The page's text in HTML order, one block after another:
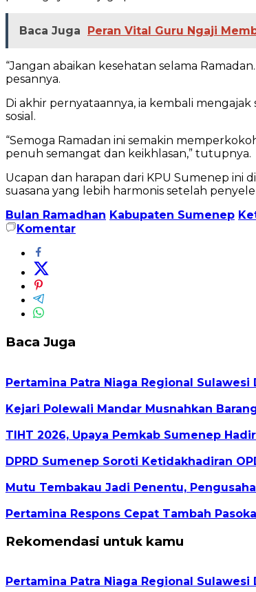
Baca Juga Peran Vital Guru Ngaji
“Jangan abaikan kesehatan selama
pesannya.
Di akhir pernyataannya, ia kembali
sosial.
“Semoga Ramadan ini semakin
penuh semangat dan keikhlasan,” tutupnya.
Ucapan dan harapan dari KPU Sumenep ini
suasana yang lebih harmonis setelah
Bulan Ramadhan Kabupaten Sumenep
Komentar
Baca Juga
Pertamina Patra Niaga Regional
Kejari Polewali Mandar Musnahkan
TIHT 2026, Upaya Pemkab Sumenep
DPRD Sumenep Soroti Ketidakhadiran
Mutu Tembakau Jadi Penentu,
Pertamina Respons Cepat Tambah
Rekomendasi untuk kamu
Pertamina Patra Niaga Regional